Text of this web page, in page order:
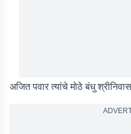
अजित पवार त्यांचे मोठे बंधु